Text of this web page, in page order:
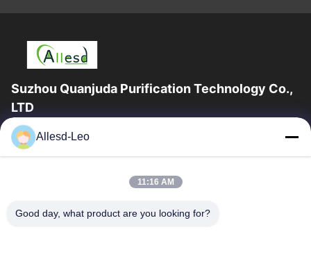
Suzhou Quanjuda Purification Technology Co.,
LTD
16years ervaring, als belangrijke fabrikant en exporteur van
ESD & Cleanroom producten, bieden wij een volledige lijn van
Huis
Producten
Allesd-Leo
11:16 AM
Good day, what product are you looking for?